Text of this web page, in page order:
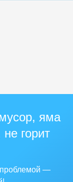
яма
не горит
проблемой —